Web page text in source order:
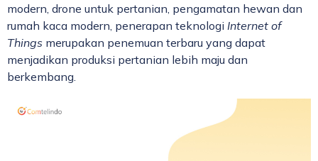
modern, drone untuk pertanian, pengamatan hewan dan
rumah kaca modern, penerapan teknologi Internet of
Things merupakan penemuan terbaru yang dapat
menjadikan produksi pertanian lebih maju dan
berkembang.